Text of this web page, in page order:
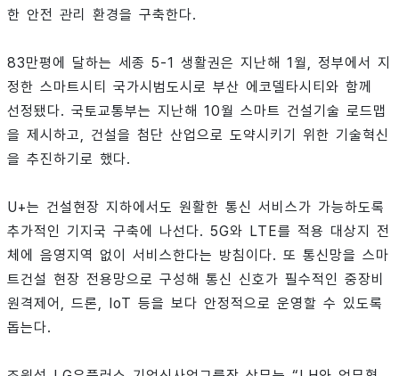
한 안전 관리 환경을 구축한다.
83만평에 달하는 세종 5-1 생활권은 지난해 1월, 정부에서 지
정한 스마트시티 국가시범도시로 부산 에코델타시티와 함께
선정됐다. 국토교통부는 지난해 10월 스마트 건설기술 로드맵
을 제시하고, 건설을 첨단 산업으로 도약시키기 위한 기술혁신
을 추진하기로 했다.
U+는 건설현장 지하에서도 원활한 통신 서비스가 가능하도록
추가적인 기지국 구축에 나선다. 5G와 LTE를 적용 대상지 전
체에 음영지역 없이 서비스한다는 방침이다. 또 통신망을 스마
트건설 현장 전용망으로 구성해 통신 신호가 필수적인 중장비
원격제어, 드론, IoT 등을 보다 안정적으로 운영할 수 있도록
돕는다.